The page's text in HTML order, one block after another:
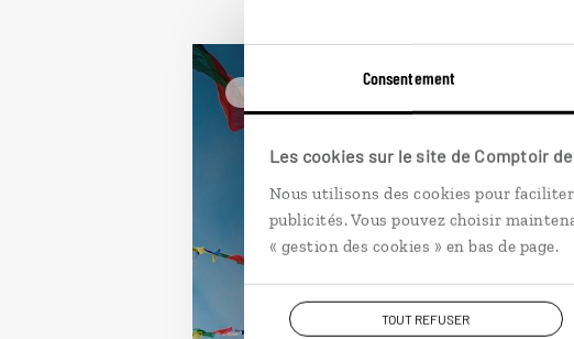
Consentement
Les cookies sur le site de Comptoir
Nous utilisons des cookies pour
publicités. Vous pouvez choisir
« gestion des cookies » en bas de page.
TOUT REFUSER
Népal